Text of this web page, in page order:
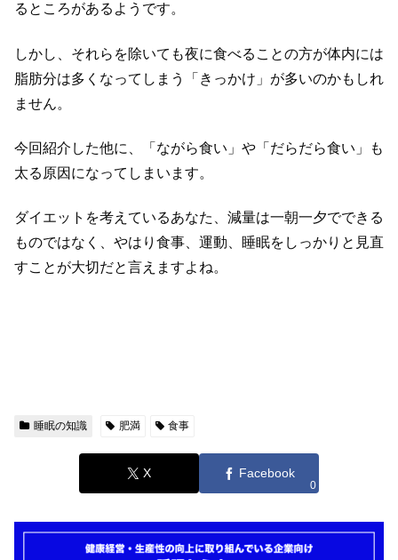
るところがあるようです。
しかし、それらを除いても夜に食べることの方が体内には
脂肪分は多くなってしまう「きっかけ」が多いのかもしれ
ません。
今回紹介した他に、「ながら食い」や「だらだら食い」も
太る原因になってしまいます。
ダイエットを考えているあなた、減量は一朝一夕でできる
ものではなく、やはり食事、運動、睡眠をしっかりと見直
すことが大切だと言えますよね。
睡眠の知識 肥満 食事
X Facebook
0